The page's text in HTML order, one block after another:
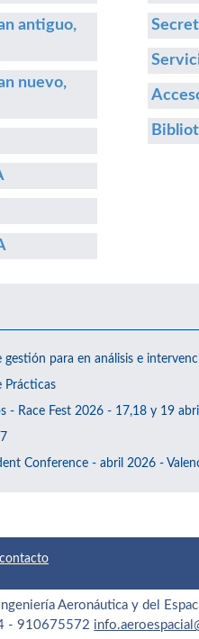
antiguo,
nuevo,
para en análisis e
Prácticas
- Race Fest 2026 - 17,18 y 19 abril
Conference - abril 2026 -
Aeronáutica y del
- 910675572